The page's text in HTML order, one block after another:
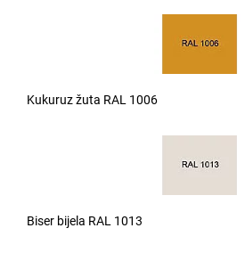
Kukuruz žuta RAL 1006
Biser bijela RAL 1013